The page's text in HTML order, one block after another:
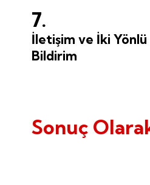
7.
İletişim ve İki
Bildirim
Sonuç